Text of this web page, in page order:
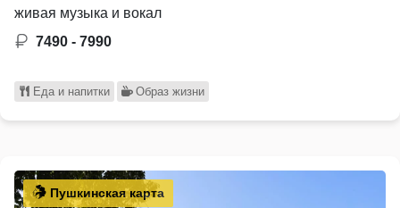
живая музыка и вокал
7490 - 7990
Еда и напитки Образ жизни
Пушкинская карта